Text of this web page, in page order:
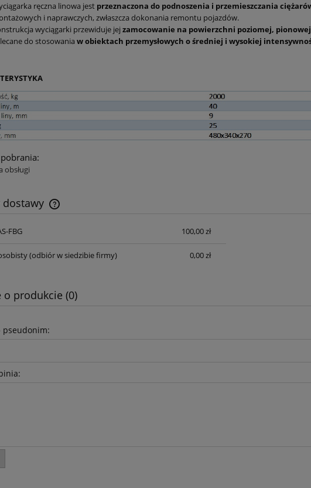
ręczna linowa jest przeznaczona do podnoszenia i przemieszczania
i naprawczych, zwłaszcza dokonania remontu pojazdów.
wyciągarki przewiduje jej zamocowanie na powierzchni poziomej,
do stosowania w obiektach przemysłowych o średniej i wysokiej
obsługi
dostawy
Cena nie zawiera ewentualnych kosztów
FBG 100,00 zł
(odbiór w siedzibie firmy) 0,00 zł
o produkcie (0)
pseudonim: